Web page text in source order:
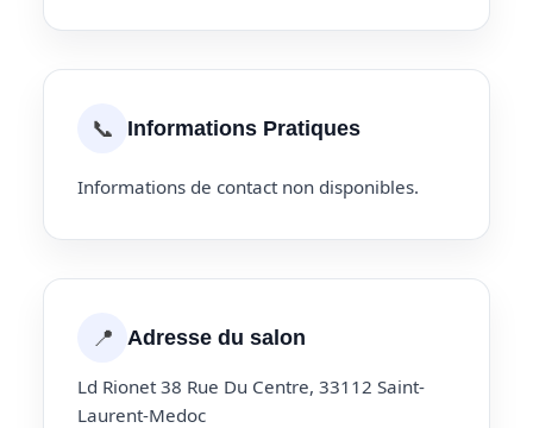
📞 Informations Pratiques
Informations de contact non disponibles.
📍 Adresse du salon
Ld Rionet 38 Rue Du Centre, 33112 Saint-
Laurent-Medoc